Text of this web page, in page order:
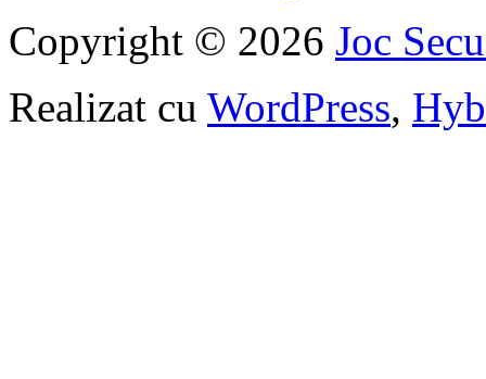
Copyright © 2026 Joc
Realizat cu WordPress,